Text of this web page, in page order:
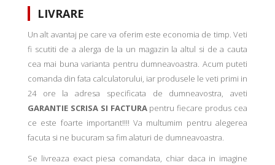
LIVRARE
Un alt avantaj pe care va oferim este economia de timp. Veti
fi scutiti de a alerga de la un magazin la altul si de a cauta
cea mai buna varianta pentru dumneavoastra. Acum puteti
comanda din fata calculatorului, iar produsele le veti primi in
24 ore la adresa specificata de dumneavostra, aveti
GARANTIE SCRISA SI FACTURApentru fiecare produs cea
ce este foarte important!!!! Va multumim pentru alegerea
facuta si ne bucuram sa fim alaturi de dumneavoastra.
Se livreaza exact piesa comandata, chiar daca in imagine